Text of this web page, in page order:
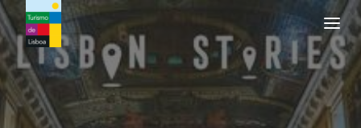
Logo di Turismo de Lisboa